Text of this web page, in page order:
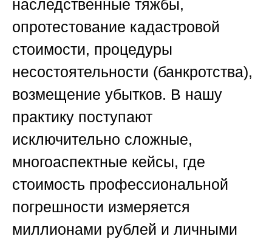
наследственные тяжбы,
опротестование кадастровой
стоимости, процедуры
несостоятельности (банкротства),
возмещение убытков. В нашу
практику поступают
исключительно сложные,
многоаспектные кейсы, где
стоимость профессиональной
погрешности измеряется
миллионами рублей и личными